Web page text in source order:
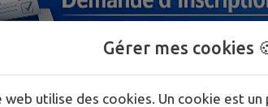
Gérer mes cookies
web utilise des cookies. Un cookie est